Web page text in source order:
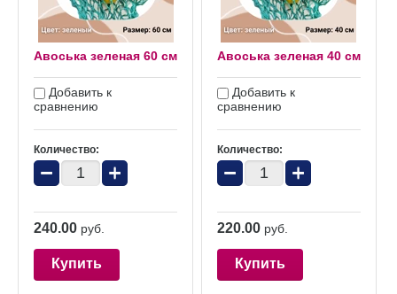
Авоська зеленая 60 см
Добавить к
сравнению
Количество:
− +
240.00 руб.
Купить
Авоська зеленая 40 см
Добавить к
сравнению
Количество:
− +
220.00 руб.
Купить